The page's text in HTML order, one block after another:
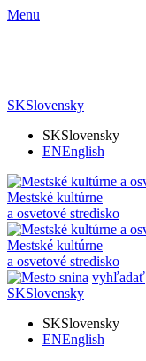
Menu
SKSlovensky
SKSlovensky
ENEnglish
Mestské kultúrne
a osvetové stredisko
Mestské kultúrne
a osvetové stredisko
vyhľadať
SKSlovensky
SKSlovensky
ENEnglish